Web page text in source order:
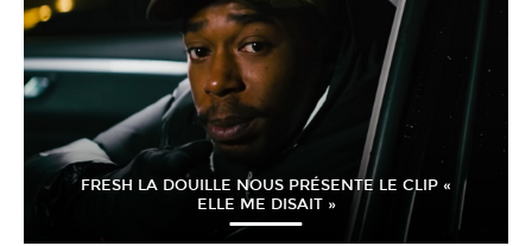
FRESH LA DOUILLE NOUS PRÉSENTE LE CLIP «
ELLE ME DISAIT »